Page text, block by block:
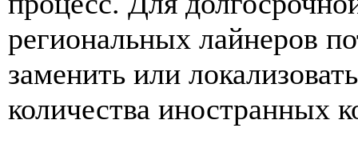
региональных лайнеров
заменить или
количества иностранных